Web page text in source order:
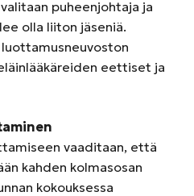
puheenjohtaja ja
olla liiton jäseniä.
eettiset ja
vaaditaan, että
kahden kolmasosan
kokouksessa